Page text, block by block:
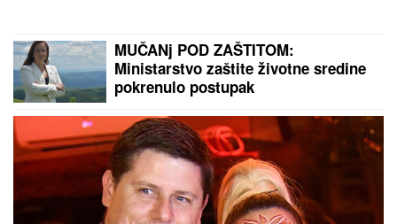
EVAKUISANI", otkrio koje informacije ima
"STANIJA, DA NEMAŠ MOŽDA
SUTLIJAŠ?"Pobednica Elite ostala
zatečena pitanjem, o NJENOJ
REAKCIJI pričaju svi (VIDEO)